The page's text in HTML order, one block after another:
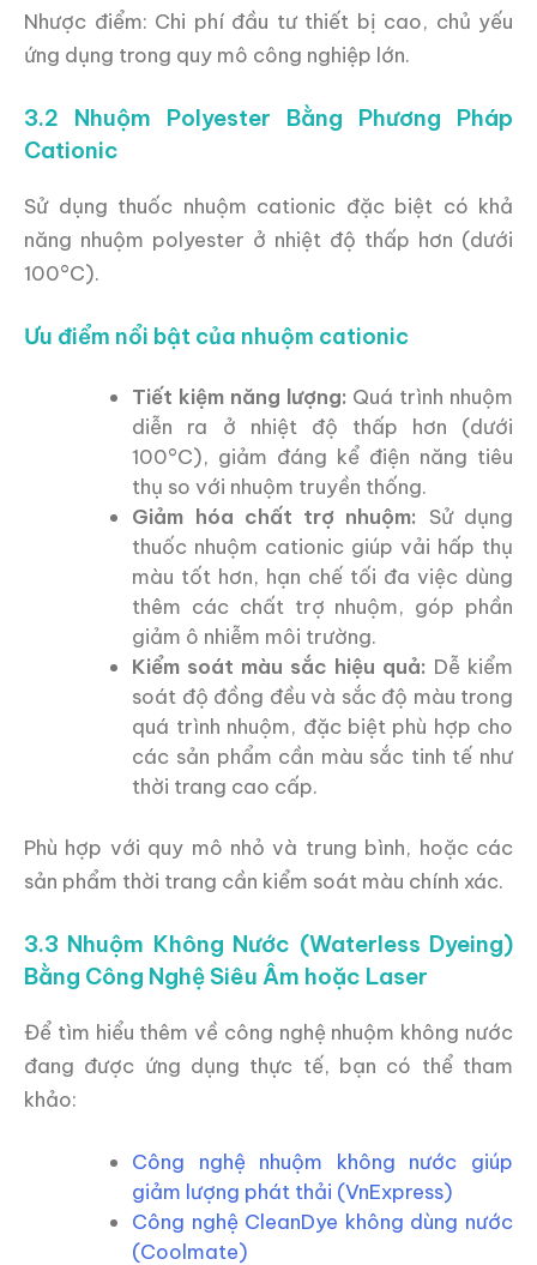
Nhược điểm: Chi phí đầu tư thiết bị cao, chủ yếu
ứng dụng trong quy mô công nghiệp lớn.
3.2 Nhuộm Polyester Bằng Phương Pháp
Cationic
Sử dụng thuốc nhuộm cationic đặc biệt có khả
năng nhuộm polyester ở nhiệt độ thấp hơn (dưới
100°C).
Ưu điểm nổi bật của nhuộm cationic
Tiết kiệm năng lượng: Quá trình nhuộm
diễn ra ở nhiệt độ thấp hơn (dưới
100°C), giảm đáng kể điện năng tiêu
thụ so với nhuộm truyền thống.
Giảm hóa chất trợ nhuộm: Sử dụng
thuốc nhuộm cationic giúp vải hấp thụ
màu tốt hơn, hạn chế tối đa việc dùng
thêm các chất trợ nhuộm, góp phần
giảm ô nhiễm môi trường.
Kiểm soát màu sắc hiệu quả: Dễ kiểm
soát độ đồng đều và sắc độ màu trong
quá trình nhuộm, đặc biệt phù hợp cho
các sản phẩm cần màu sắc tinh tế như
thời trang cao cấp.
Phù hợp với quy mô nhỏ và trung bình, hoặc các
sản phẩm thời trang cần kiểm soát màu chính xác.
3.3 Nhuộm Không Nước (Waterless Dyeing)
Bằng Công Nghệ Siêu Âm hoặc Laser
Để tìm hiểu thêm về công nghệ nhuộm không nước
đang được ứng dụng thực tế, bạn có thể tham
khảo:
Công nghệ nhuộm không nước giúp
giảm lượng phát thải (VnExpress)
Công nghệ CleanDye không dùng nước
(Coolmate)